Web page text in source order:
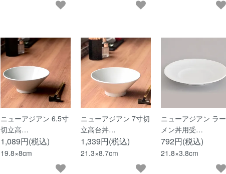
ニューアジアン 6.5寸
切立高…
1,089円(税込)
19.8×8cm
ニューアジアン 7寸切
立高台丼…
1,339円(税込)
21.3×8.7cm
ニューアジアン ラー
メン丼用受…
792円(税込)
21.8×3.8cm